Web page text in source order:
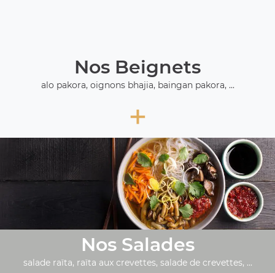
Nos Beignets
alo pakora, oignons bhajia, baingan pakora, ...
+
Nos Salades
salade raïta, raïta aux crevettes, salade de crevettes, ...